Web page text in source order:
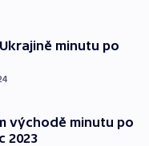
minutu po
východě minutu po
2023